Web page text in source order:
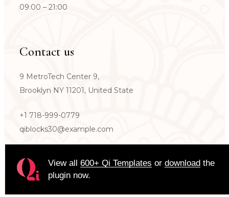
View all 600+ Qi Templates or download the
plugin now.
09:00 – 21:00
Contact us
9 MetroTech Center 9,
Brooklyn NY 11201, United State
+1 718-999-0779
qiblocks30@example.com
© 2022